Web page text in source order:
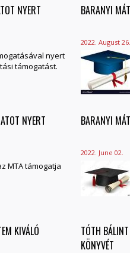
NYERT
nyert
támogatást.
BARANYI
2022. August 26.
NYERT
MTA támogatja
BARANYI
2022. June 02.
KIVÁLÓ
TÓTH
KÖNYVÉT